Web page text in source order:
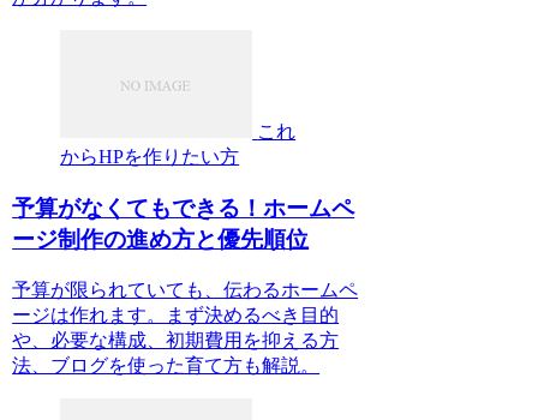
これ
からHPを作りたい方
予算がなくてもできる！ホームペ
ージ制作の進め方と優先順位
予算が限られていても、伝わるホームペ
ージは作れます。まず決めるべき目的
や、必要な構成、初期費用を抑える方
法、ブログを使った育て方も解説。